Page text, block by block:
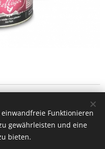
Polski Magyar
Funktionieren
gewährleisten und eine
bieten.